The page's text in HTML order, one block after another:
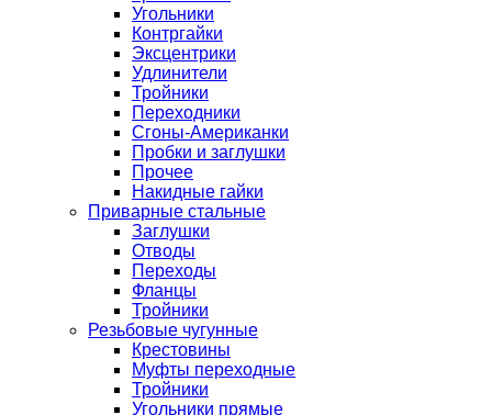
Угольники
Контргайки
Эксцентрики
Удлинители
Тройники
Переходники
Сгоны-Американки
Пробки и заглушки
Прочее
Накидные гайки
Приварные стальные
Заглушки
Отводы
Переходы
Фланцы
Тройники
Резьбовые чугунные
Крестовины
Муфты переходные
Тройники
Угольники прямые